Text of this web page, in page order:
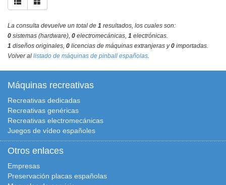
La consulta devuelve un total de 1 resultados, los cuales son:
0 sistemas (hardware), 0 electromecánicas, 1 electrónicas.
1 diseños originales, 0 licencias de máquinas extranjeras y0 importadas.
Volver al listado de máquinas de pinball españolas.
Máquinas recreativas
Recreativas dedicadas
Recreativas genéricas
Recreativas electromecánicas
Juegos de vídeo españoles
Otros enlaces
Empresas
Preservación placas españolas